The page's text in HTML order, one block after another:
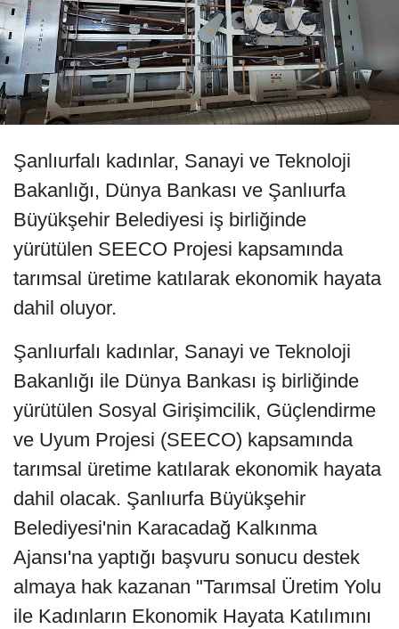
Şanlıurfalı kadınlar, Sanayi ve Teknoloji
Bakanlığı, Dünya Bankası ve Şanlıurfa
Büyükşehir Belediyesi iş birliğinde
yürütülen SEECO Projesi kapsamında
tarımsal üretime katılarak ekonomik hayata
dahil oluyor.
Şanlıurfalı kadınlar, Sanayi ve Teknoloji
Bakanlığı ile Dünya Bankası iş birliğinde
yürütülen Sosyal Girişimcilik, Güçlendirme
ve Uyum Projesi (SEECO) kapsamında
tarımsal üretime katılarak ekonomik hayata
dahil olacak. Şanlıurfa Büyükşehir
Belediyesi'nin Karacadağ Kalkınma
Ajansı'na yaptığı başvuru sonucu destek
almaya hak kazanan "Tarımsal Üretim Yolu
ile Kadınların Ekonomik Hayata Katılımını